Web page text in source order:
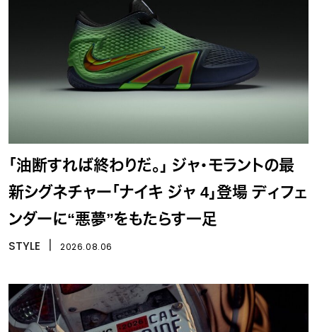
「油断すれば終わりだ。」 ジャ・モラントの最
新シグネチャー「ナイキ ジャ 4」登場 ディフェ
ンダーに“悪夢”をもたらす一足
STYLE 2026.08.06